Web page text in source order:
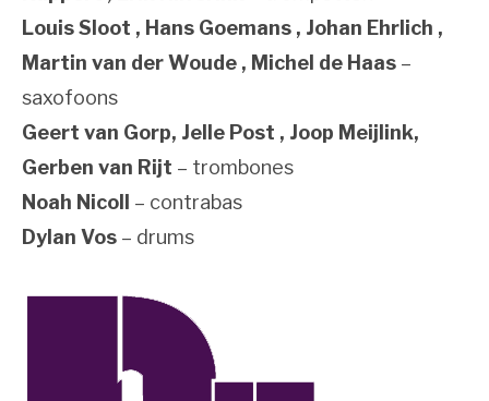
Louis Sloot , Hans Goemans , Johan Ehrlich ,
Martin van der Woude , Michel de Haas –
saxofoons
Geert van Gorp, Jelle Post , Joop Meijlink,
Gerben van Rijt – trombones
Noah Nicoll
– contrabas
Dylan Vos – drums